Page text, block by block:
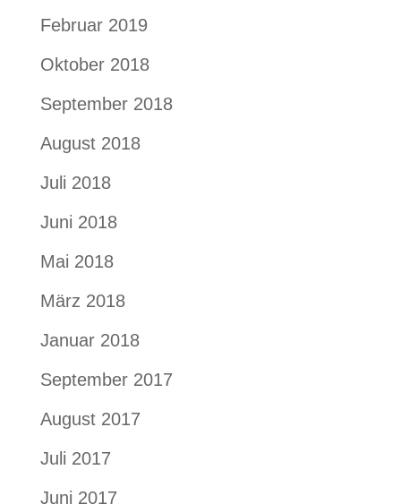
Februar 2019
Oktober 2018
September 2018
August 2018
Juli 2018
Juni 2018
Mai 2018
März 2018
Januar 2018
September 2017
August 2017
Juli 2017
Juni 2017